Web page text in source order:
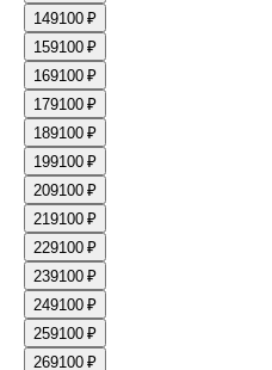
149100 ₽
159100 ₽
169100 ₽
179100 ₽
189100 ₽
199100 ₽
209100 ₽
219100 ₽
229100 ₽
239100 ₽
249100 ₽
259100 ₽
269100 ₽